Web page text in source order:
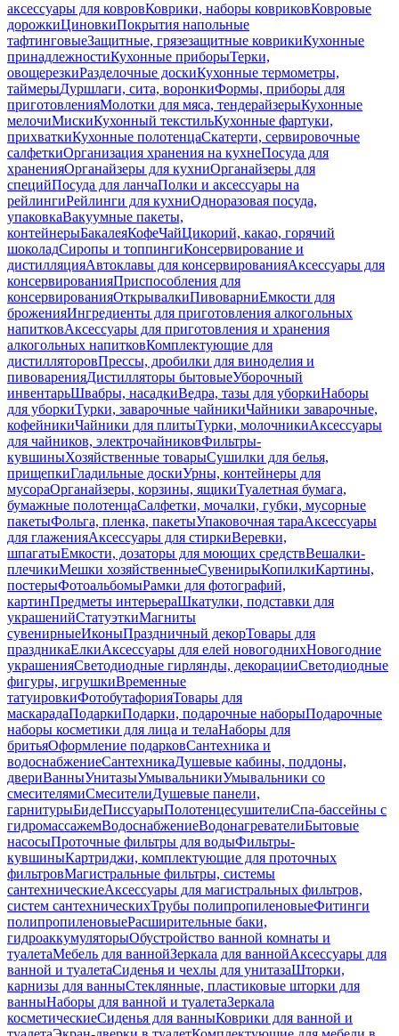
аксессуары для ковровКоврики, наборы ковриковКовровые
дорожкиЦиновкиПокрытия напольные
тафтинговыеЗащитные, грязезащитные коврикиКухонные
принадлежностиКухонные приборыТерки,
овощерезкиРазделочные доскиКухонные термометры,
таймерыДуршлаги, сита, воронкиФормы, приборы для
приготовленияМолотки для мяса, тендерайзерыКухонные
мелочиМискиКухонный текстильКухонные фартуки,
прихваткиКухонные полотенцаСкатерти, сервировочные
салфеткиОрганизация хранения на кухнеПосуда для
храненияОрганайзеры для кухниОрганайзеры для
специйПосуда для ланчаПолки и аксессуары на
рейлингиРейлинги для кухниОдноразовая посуда,
упаковкаВакуумные пакеты,
контейнерыБакалеяКофеЧайЦикорий, какао, горячий
шоколадСиропы и топпингиКонсервирование и
дистилляцияАвтоклавы для консервированияАксессуары для
консервированияПриспособления для
консервированияОткрывалкиПивоварниЕмкости для
броженияИнгредиенты для приготовления алкогольных
напитковАксессуары для приготовления и хранения
алкогольных напитковКомплектующие для
дистилляторовПрессы, дробилки для виноделия и
пивоваренияДистилляторы бытовыеУборочный
инвентарьШвабры, насадкиВедра, тазы для уборкиНаборы
для уборкиТурки, заварочные чайникиЧайники заварочные,
кофейникиЧайники для плитыТурки, молочникиАксессуары
для чайников, электрочайниковФильтры-
кувшиныХозяйственные товарыСушилки для белья,
прищепкиГладильные доскиУрны, контейнеры для
мусораОрганайзеры, корзины, ящикиТуалетная бумага,
бумажные полотенцаСалфетки, мочалки, губки, мусорные
пакетыФольга, пленка, пакетыУпаковочная тараАксессуары
для глаженияАксессуары для стиркиВеревки,
шпагатыЕмкости, дозаторы для моющих средствВешалки-
плечикиМешки хозяйственныеСувенирыКопилкиКартины,
постерыФотоальбомыРамки для фотографий,
картинПредметы интерьераШкатулки, подставки для
украшенийСтатуэткиМагниты
сувенирныеИконыПраздничный декорТовары для
праздникаЕлкиАксессуары для елей новогоднихНовогодние
украшенияСветодиодные гирлянды, декорацииСветодиодные
фигуры, игрушкиВременные
татуировкиФотобутафорияТовары для
маскарадаПодаркиПодарки, подарочные наборыПодарочные
наборы косметики для лица и телаНаборы для
бритьяОформление подарковСантехника и
водоснабжениеСантехникаДушевые кабины, поддоны,
двериВанныУнитазыУмывальникиУмывальники со
смесителямиСмесителиДушевые панели,
гарнитурыБидеПиссуарыПолотенцесушителиСпа-бассейны с
гидромассажемВодоснабжениеВодонагревателиБытовые
насосыПроточные фильтры для водыФильтры-
кувшиныКартриджи, комплектующие для проточных
фильтровМагистральные фильтры, системы
сантехническиеАксессуары для магистральных фильтров,
систем сантехническихТрубы полипропиленовыеФитинги
полипропиленовыеРасширительные баки,
гидроаккумуляторыОбустройство ванной комнаты и
туалетаМебель для ваннойЗеркала для ваннойАксессуары для
ванной и туалетаСиденья и чехлы для унитазаШторки,
карнизы для ванныСтеклянные, пластиковые шторки для
ванныНаборы для ванной и туалетаЗеркала
косметическиеСиденья для ванныКоврики для ванной и